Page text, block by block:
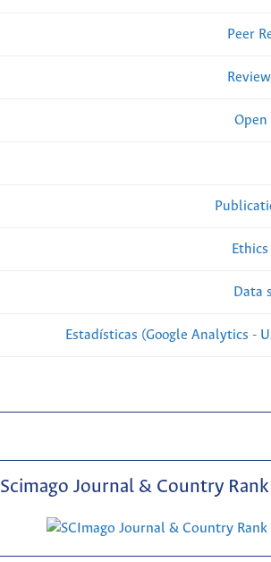
Peer
Open
Data
Estadísticas (Google Analytics -
Scimago Journal & Country Rank